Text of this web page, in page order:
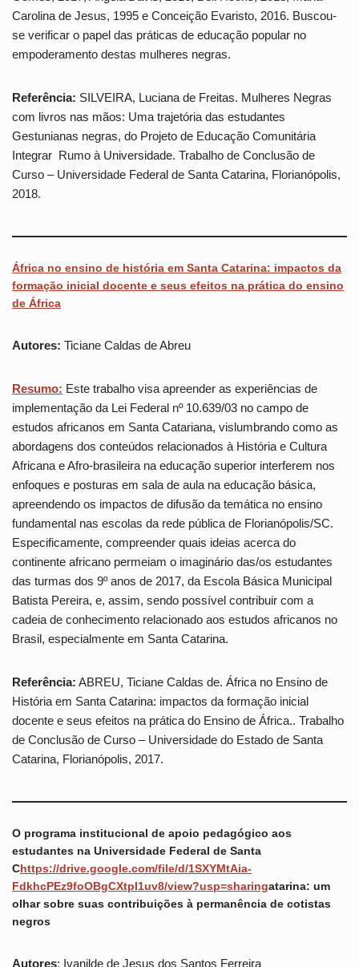
Carolina de Jesus, 1995 e Conceição Evaristo, 2016. Buscou-
se verificar o papel das práticas de educação popular no
empoderamento destas mulheres negras.
Referência: SILVEIRA, Luciana de Freitas. Mulheres Negras
com livros nas mãos: Uma trajetória das estudantes
Gestunianas negras, do Projeto de Educação Comunitária
Integrar Rumo à Universidade. Trabalho de Conclusão de
Curso – Universidade Federal de Santa Catarina, Florianópolis,
2018.
África no ensino de história em Santa Catarina: impactos da
formação inicial docente e seus efeitos na prática do ensino
de África
Autores: Ticiane Caldas de Abreu
Resumo: Este trabalho visa apreender as experiências de
implementação da Lei Federal nº 10.639/03 no campo de
estudos africanos em Santa Catariana, vislumbrando como as
abordagens dos conteúdos relacionados à História e Cultura
Africana e Afro-brasileira na educação superior interferem nos
enfoques e posturas em sala de aula na educação básica,
apreendendo os impactos de difusão da temática no ensino
fundamental nas escolas da rede pública de Florianópolis/SC.
Especificamente, compreender quais ideias acerca do
continente africano permeiam o imaginário das/os estudantes
das turmas dos 9º anos de 2017, da Escola Básica Municipal
Batista Pereira, e, assim, sendo possível contribuir com a
cadeia de conhecimento relacionado aos estudos africanos no
Brasil, especialmente em Santa Catarina.
Referência: ABREU, Ticiane Caldas de. África no Ensino de
História em Santa Catarina: impactos da formação inicial
docente e seus efeitos na prática do Ensino de África.. Trabalho
de Conclusão de Curso – Universidade do Estado de Santa
Catarina, Florianópolis, 2017.
O programa institucional de apoio pedagógico aos
estudantes na Universidade Federal de Santa
Chttps://drive.google.com/file/d/1SXYMtAia-
FdkhcPEz9foOBgCXtpI1uv8/view?usp=sharingatarina: um
olhar sobre suas contribuições à permanência de cotistas
negros
Autores: Ivanilde de Jesus dos Santos Ferreira